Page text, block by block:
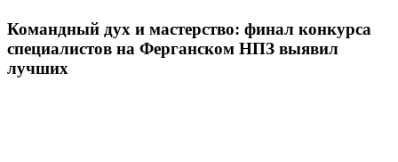
Командный дух и мастерство: финал конкурса
специалистов на Ферганском НПЗ выявил
лучших